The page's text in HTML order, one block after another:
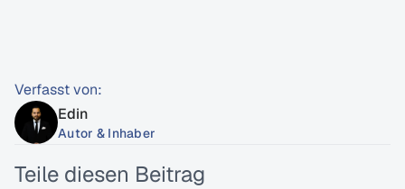
Verfasst von:
Edin
Autor & Inhaber
Teile diesen Beitrag